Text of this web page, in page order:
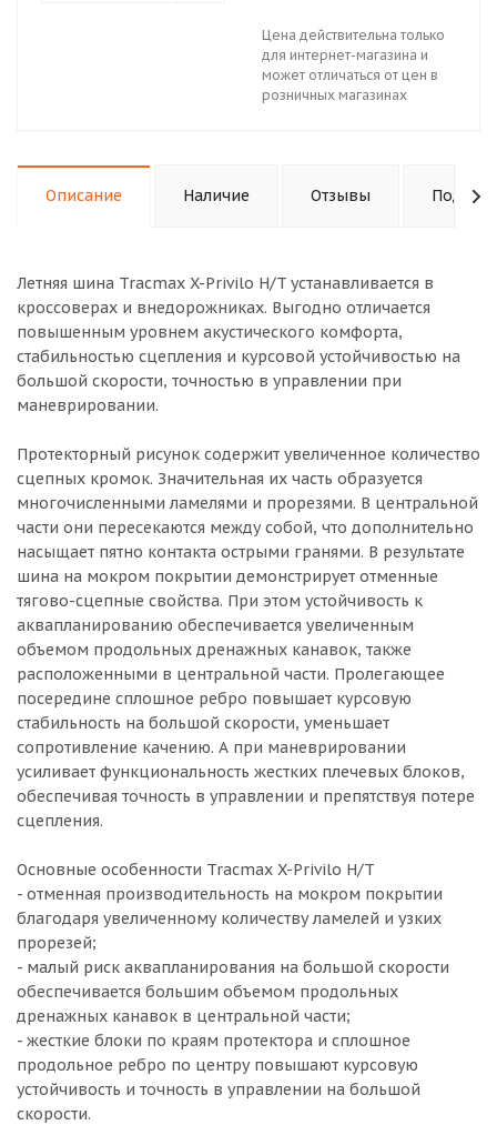
Цена действительна только
для интернет-магазина и
может отличаться от цен в
розничных магазинах
Описание Наличие Отзывы
Летняя шина Tracmax X-Privilo H/T устанавливается в
кроссоверах и внедорожниках. Выгодно отличается
повышенным уровнем акустического комфорта,
стабильностью сцепления и курсовой устойчивостью на
большой скорости, точностью в управлении при
маневрировании.
Протекторный рисунок содержит увеличенное количество
сцепных кромок. Значительная их часть образуется
многочисленными ламелями и прорезями. В центральной
части они пересекаются между собой, что дополнительно
насыщает пятно контакта острыми гранями. В результате
шина на мокром покрытии демонстрирует отменные
тягово-сцепные свойства. При этом устойчивость к
аквапланированию обеспечивается увеличенным
объемом продольных дренажных канавок, также
расположенными в центральной части. Пролегающее
посередине сплошное ребро повышает курсовую
стабильность на большой скорости, уменьшает
сопротивление качению. А при маневрировании
усиливает функциональность жестких плечевых блоков,
обеспечивая точность в управлении и препятствуя потере
сцепления.
Основные особенности Tracmax X-Privilo H/T
- отменная производительность на мокром покрытии
благодаря увеличенному количеству ламелей и узких
прорезей;
- малый риск аквапланирования на большой скорости
обеспечивается большим объемом продольных
дренажных канавок в центральной части;
- жесткие блоки по краям протектора и сплошное
продольное ребро по центру повышают курсовую
устойчивость и точность в управлении на большой
скорости.